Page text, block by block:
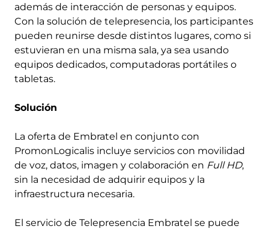
además de interacción de personas y equipos.
Con la solución de telepresencia, los participantes
pueden reunirse desde distintos lugares, como si
estuvieran en una misma sala, ya sea usando
equipos dedicados, computadoras portátiles o
tabletas.
Solución
La oferta de Embratel en conjunto con
PromonLogicalis incluye servicios con movilidad
de voz, datos, imagen y colaboración en Full HD,
sin la necesidad de adquirir equipos y la
infraestructura necesaria.
El servicio de Telepresencia Embratel se puede